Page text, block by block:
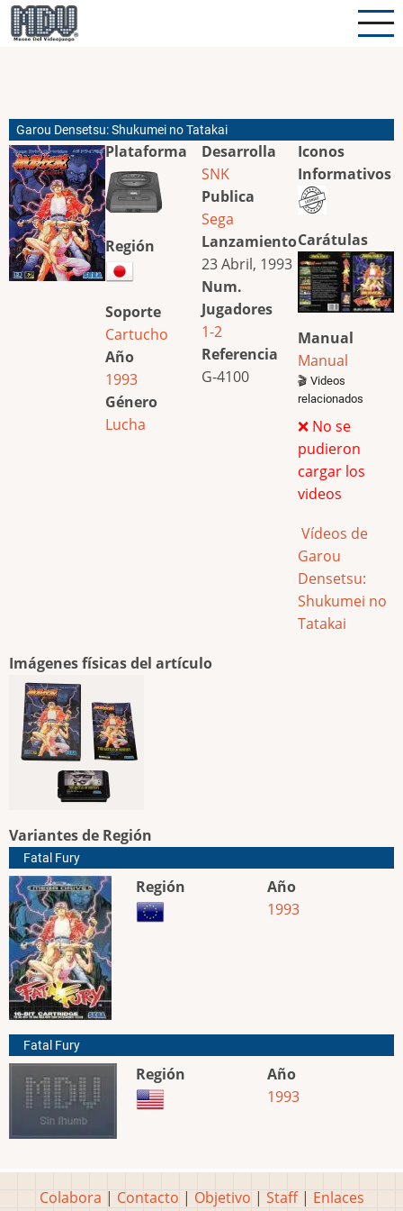
Pasar
al
Garou Densetsu: Shukumei no Tatakai
Plataforma
Región
Soporte
Cartucho
Año
1993
Género
Lucha
Desarrolla
SNK
Publica
Sega
Lanzamiento
23 Abril, 1993
Num.
Jugadores
1-2
Referencia
G-4100
Iconos
Informativos
Carátulas
Manual
Manual
🎬 Videos
relacionados
❌ No se
pudieron
cargar los
videos
Vídeos de
Garou
Densetsu:
Shukumei no
Tatakai
Imágenes físicas del artículo
Variantes de Región
Fatal Fury
Región
Año
1993
Fatal Fury
Región
Año
1993
Colabora | Contacto | Objetivo | Staff| Enlaces